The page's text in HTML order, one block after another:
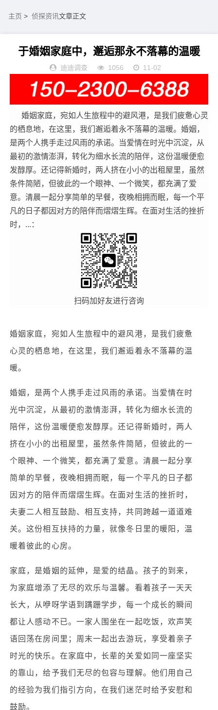
主页 > 侦探资讯文章正文
于婚姻家庭中，邂逅那永不落幕的温暖
迪迪调查 1056 11-02
婚姻家庭，宛如人生旅程中的避风港，是我们疲惫心灵
的栖息地，在这里，我们邂逅着永不落幕的温暖。婚姻，
是两个人携手走过风雨的承诺。当爱情在时光中沉淀，从
最初的激情澎湃，转化为细水长流的陪伴，这份温暖便愈
发醇厚。还记得新婚时，两人挤在小小的出租屋里，虽然
条件简陋，但彼此的一个眼神、一个微笑，都充满了爱
意。清晨一起分享简单的早餐，夜晚相拥而眠，每一个平
凡的日子都因对方的陪伴而熠熠生辉。在面对生活的挫折
时，...：
扫码加好友进行咨询
婚姻家庭，宛如人生旅程中的避风港，是我们疲惫
心灵的栖息地，在这里，我们邂逅着永不落幕的温
暖。
婚姻，是两个人携手走过风雨的承诺。当爱情在时
光中沉淀，从最初的激情澎湃，转化为细水长流的
陪伴，这份温暖便愈发醇厚。还记得新婚时，两人
挤在小小的出租屋里，虽然条件简陋，但彼此的一
个眼神、一个微笑，都充满了爱意。清晨一起分享
简单的早餐，夜晚相拥而眠，每一个平凡的日子都
因对方的陪伴而熠熠生辉。在面对生活的挫折时，
夫妻二人相互鼓励、相互支持，共同跨越一道道难
关。这份相互扶持的力量，就像冬日里的暖阳，温
暖着彼此的心房。
家庭，是婚姻的延伸，是爱的结晶。孩子的到来，
为家庭增添了无尽的欢乐与温馨。看着孩子一天天
长大，从咿呀学语到蹒跚学步，每一个成长的瞬间
都让人感动不已。一家人围坐在一起吃饭，欢声笑
语回荡在房间里；周末一起出去游玩，享受着亲子
时光的快乐。在家庭中，长辈的关爱如同一座坚实
的靠山，给予我们无尽的包容与理解。他们用自己
的经验为我们指引方向，在我们迷茫时给予安慰和
鼓励。